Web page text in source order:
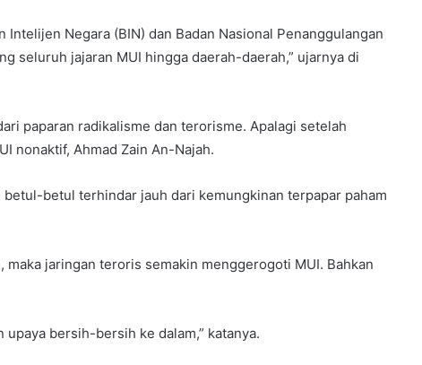
Intelijen Negara (BIN) dan Badan Nasional Penanggulangan
seluruh jajaran MUI hingga daerah-daerah,” ujarnya di
paparan radikalisme dan terorisme. Apalagi setelah
nonaktif, Ahmad Zain An-Najah.
betul terhindar jauh dari kemungkinan terpapar paham
jaringan teroris semakin menggerogoti MUI. Bahkan
bersih-bersih ke dalam,” katanya.